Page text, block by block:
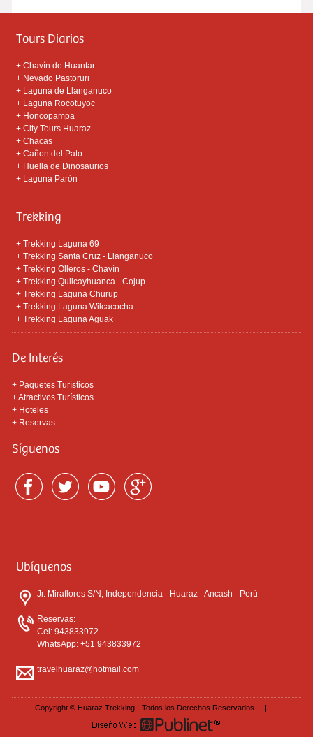
Tours Diarios
+ Chavín de Huantar
+ Nevado Pastoruri
+ Laguna de Llanganuco
+ Laguna Rocotuyoc
+ Honcopampa
+ City Tours Huaraz
+ Chacas
+ Cañon del Pato
+ Huella de Dinosaurios
+ Laguna Parón
Trekking
+ Trekking Laguna 69
+ Trekking Santa Cruz - Llanganuco
+ Trekking Olleros - Chavín
+ Trekking Quilcayhuanca - Cojup
+ Trekking Laguna Churup
+ Trekking Laguna Wilcacocha
+ Trekking Laguna Aguak
De Interés
+ Paquetes Turísticos
+Atractivos Turísticos
+ Hoteles
+ Reservas
Síguenos
Ubíquenos
Jr. Miraflores S/N, Independencia - Huaraz - Ancash - Perú
Reservas:
Cel: 943833972
WhatsApp: +51 943833972
travelhuaraz@hotmail.com
Copyright © Huaraz Trekking - Todos los Derechos Reservados. |